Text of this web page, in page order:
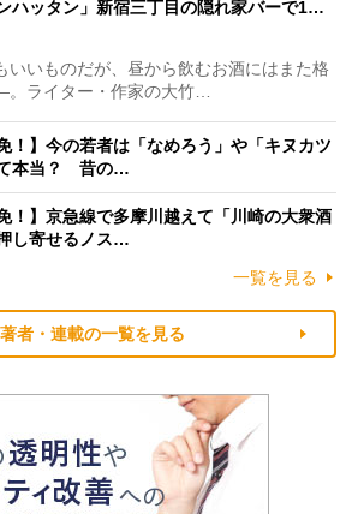
ンハッタン」新宿三丁目の隠れ家バーで1…
いものだが、昼から飲むお酒にはまた格
ライター・作家の大竹…
！】今の若者は「なめろう」や「キヌカツ
本当？ 昔の…
！】京急線で多摩川越えて「川崎の大衆酒
し寄せるノス…
一覧を見る
著者・連載の一覧を見る